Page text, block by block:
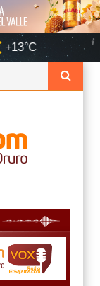
Oruro